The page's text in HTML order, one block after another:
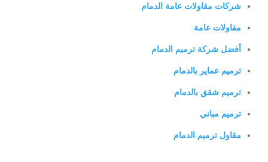
شركات مقاولات عامة الدمام
مقاولات عامة
أفضل شركة ترميم الدمام
ترميم عماير بالدمام
ترميم شقق بالدمام
ترميم مباني
مقاول ترميم الدمام